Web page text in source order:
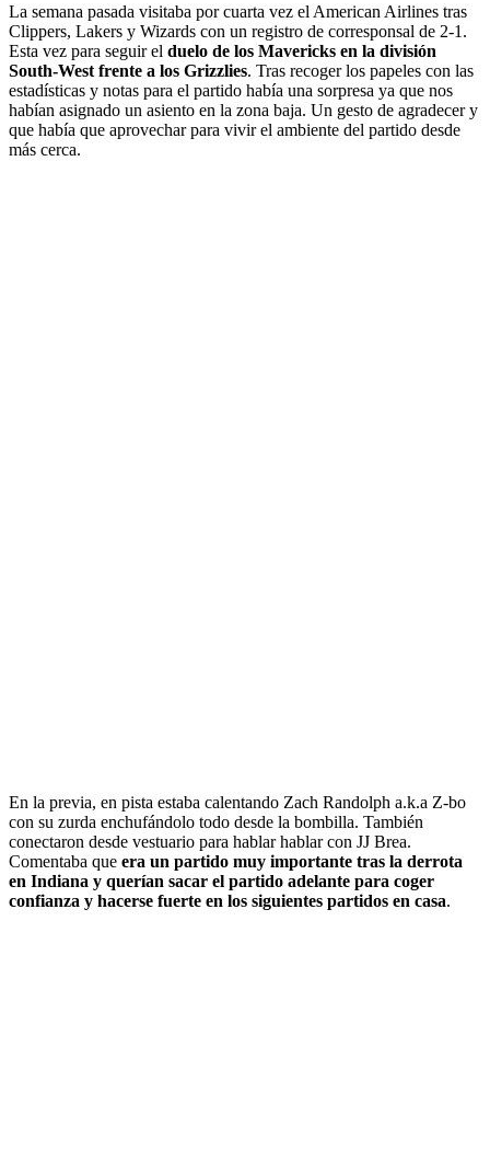
La semana pasada visitaba por cuarta vez el American Airlines tras
Clippers, Lakers y Wizards con un registro de corresponsal de 2-1.
Esta vez para seguir el duelo de los Mavericks en la división
South-West frente a los Grizzlies. Tras recoger los papeles con las
estadísticas y notas para el partido había una sorpresa ya que nos
habían asignado un asiento en la zona baja. Un gesto de agradecer y
que había que aprovechar para vivir el ambiente del partido desde
más cerca.
En la previa, en pista estaba calentando Zach Randolph a.k.a Z-bo
con su zurda enchufándolo todo desde la bombilla. También
conectaron desde vestuario para hablar hablar con JJ Brea.
Comentaba que era un partido muy importante tras la derrota
en Indiana y querían sacar el partido adelante para coger
confianza y hacerse fuerte en los siguientes partidos en casa.